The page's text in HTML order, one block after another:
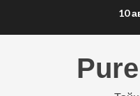
10